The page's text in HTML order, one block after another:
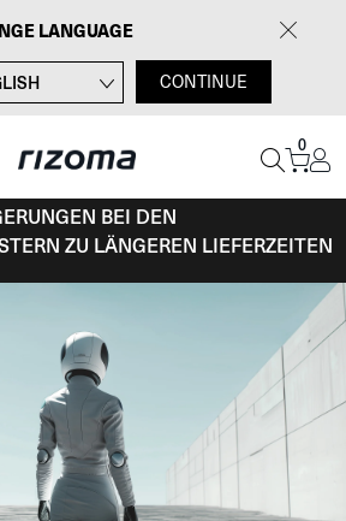
LANGUAGE
CONTINUE
0
BEI DEN
ZU LÄNGEREN LIEFERZEITEN